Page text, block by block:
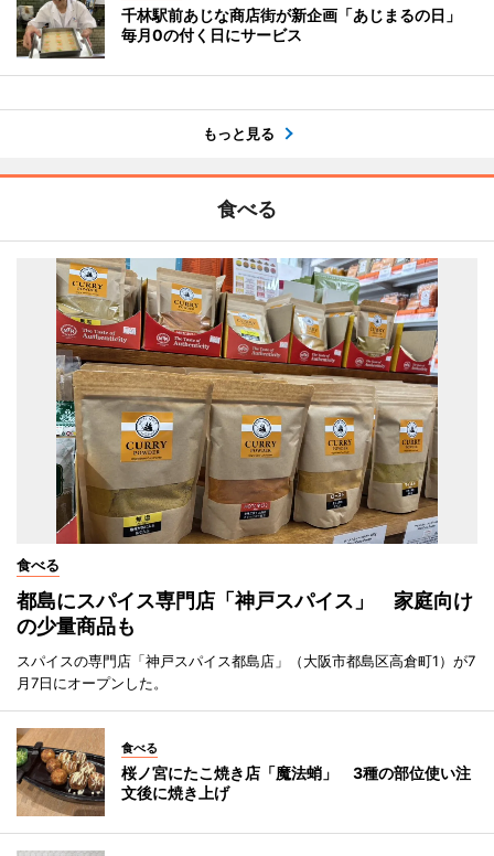
千林駅前あじな商店街が新企画「あじまるの日」
毎月0の付く日にサービス
もっと見る
食べる
食べる
都島にスパイス専門店「神戸スパイス」 家庭向け
の少量商品も
スパイスの専門店「神戸スパイス都島店」（大阪市都島区高倉町1）が7
月7日にオープンした。
食べる
桜ノ宮にたこ焼き店「魔法蛸」 3種の部位使い注
文後に焼き上げ